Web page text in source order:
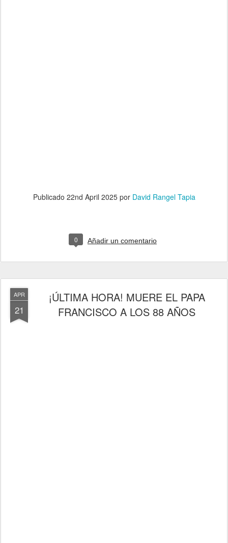
Publicado 22nd April 2025por David Rangel Tapia
0 Añadir un comentario
APR
21
¡ÚLTIMA HORA! MUERE EL PAPA
FRANCISCO A LOS 88 AÑOS